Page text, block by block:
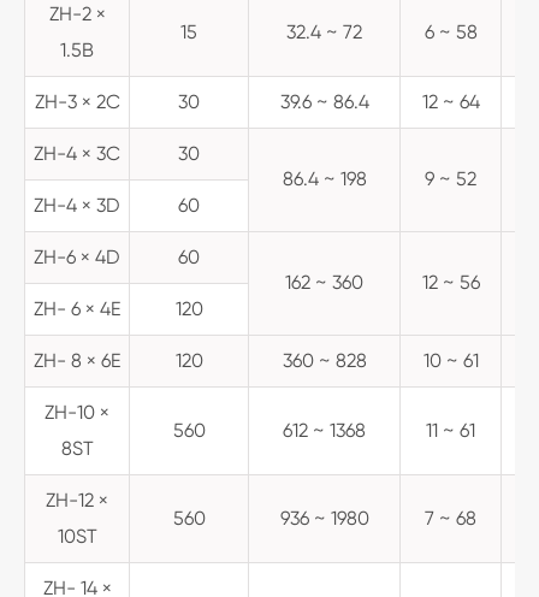
ZH-2 ×
1.5B
15 32.4 ~ 72 6 ~ 58
ZH-3 × 2C 30 39.6 ~ 86.4 12 ~ 64
ZH-4 × 3C
30
86.4 ~ 198
9 ~ 52
ZH-4 × 3D
60
ZH-6 × 4D
60
162 ~ 360
12 ~ 56
ZH- 6 × 4E
120
ZH- 8 × 6E 120 360 ~ 828 10 ~ 61
ZH-10 ×
8ST
560 612 ~ 1368 11 ~ 61
ZH-12 ×
10ST
560 936 ~ 1980 7 ~ 68
ZH- 14 ×